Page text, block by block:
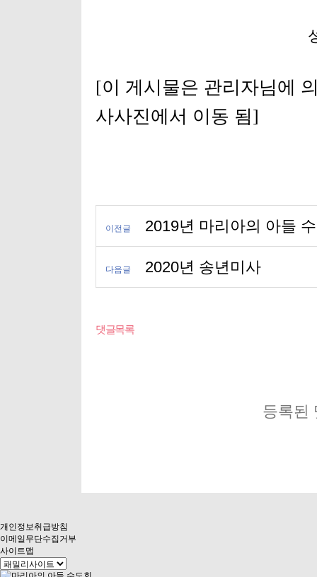
성탄
[이 게시물은 관리자님에
사사진에서 이동 됨]
이전글 2019년 마리아의 아들
다음글 2020년 송년미사
댓글목록
등록된
개인정보취급방침
이메일무단수집거부
사이트맵